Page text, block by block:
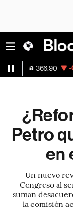
-0.44%
Petro
en
Un nuevo
Congreso al
suman
la comisión